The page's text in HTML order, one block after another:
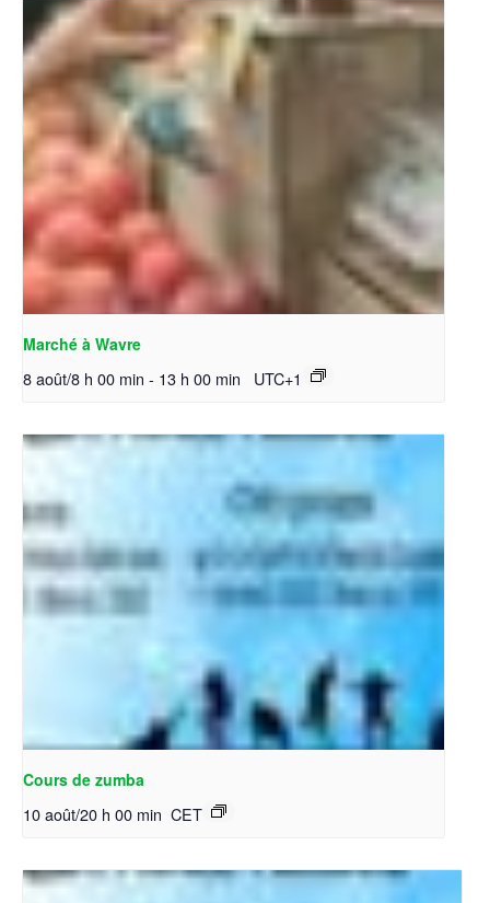
Marché à Wavre
8 août/8 h 00 min - 13 h 00 min UTC+1
Cours de zumba
10 août/20 h 00 min CET